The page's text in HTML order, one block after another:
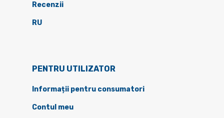
Recenzii
RU
PENTRU UTILIZATOR
Informații pentru consumatori
Contul meu